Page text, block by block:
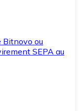
Bitnovo ou
SEPA au